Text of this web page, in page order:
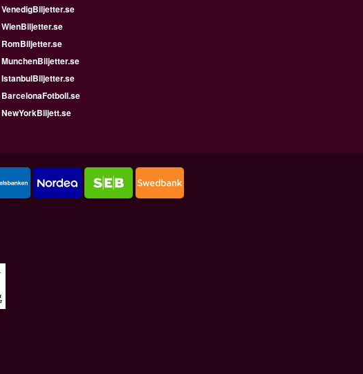
VenedigBiljetter.se
WienBiljetter.se
RomBiljetter.se
MunchenBiljetter.se
IstanbulBiljetter.se
BarcelonaFotboll.se
NewYorkBiljett.se